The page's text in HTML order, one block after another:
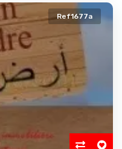
Ref1677a